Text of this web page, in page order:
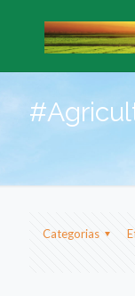
Categorias